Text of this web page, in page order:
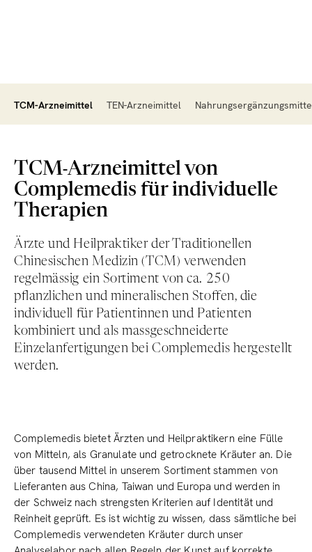
TCM-Arzneimittel TEN-Arzneimittel
TCM-Arzneimittel von
Complemedis für individuelle
Therapien
Ärzte und Heilpraktiker der Traditionellen
Chinesischen Medizin (TCM) verwenden
regelmässig ein Sortiment von ca. 250
pflanzlichen und mineralischen Stoffen, die
individuell für Patientinnen und Patienten
kombiniert und als massgeschneiderte
Einzelanfertigungen bei Complemedis hergestellt
werden.
Complemedis bietet Ärzten und Heilpraktikern eine Fülle
von Mitteln, als Granulate und getrocknete Kräuter an. Die
über tausend Mittel in unserem Sortiment stammen von
Lieferanten aus China, Taiwan und Europa und werden in
der Schweiz nach strengsten Kriterien auf Identität und
Reinheit geprüft. Es ist wichtig zu wissen, dass sämtliche bei
Complemedis verwendeten Kräuter durch unser